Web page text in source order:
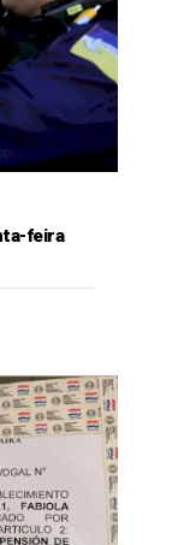
feira